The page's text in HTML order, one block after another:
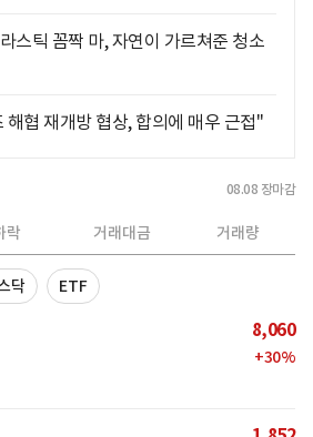
스틱 꼼짝 마, 자연이 가르쳐준 청소
해협 재개방 협상, 합의에 매우 근접"
08.08 장마감
락 거래대금 거래량
닥 ETF
8,060
+30%